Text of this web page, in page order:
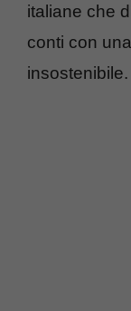
italiane che
conti con
insostenibile.